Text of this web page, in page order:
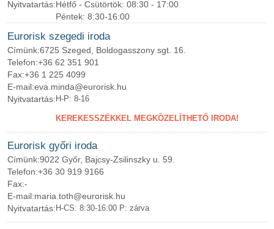
Nyitvatartás:Hétfő - Csütörtök: 08:30 - 17:00
Péntek: 8:30-16:00
Eurorisk szegedi iroda
Címünk:6725 Szeged, Boldogasszony sgt. 16.
Telefon:+36 62 351 901
Fax:+36 1 225 4099
E-mail:eva.minda@eurorisk.hu
Nyitvatartás: H-P: 8-16
KEREKESSZÉKKEL MEGKÖZELÍTHETŐ IRODA!
Eurorisk győri iroda
Címünk:9022 Győr, Bajcsy-Zsilinszky u. 59.
Telefon:+36 30 919 9166
Fax:-
E-mail:maria.toth@eurorisk.hu
Nyitvatartás: H-CS: 8:30-16:00 P: zárva